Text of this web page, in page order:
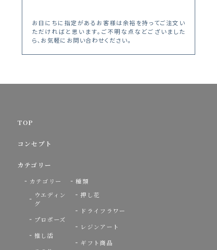
お日にちに指定があるお客様は余裕を持ってご注文い
ただければと思います。ご不明な点などございました
ら、お気軽にお問い合わせください。
TOP
コンセプト
カテゴリー
カテゴリー
ウエディン
グ
プロポーズ
推し活
種類
押し花
ドライフラワー
レジンアート
ギフト商品